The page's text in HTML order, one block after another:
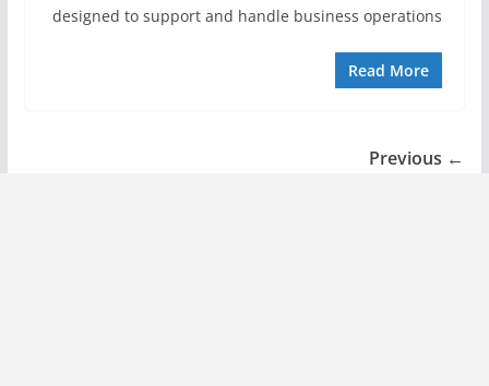
designed to support and handle business operations
Read More
← Previous